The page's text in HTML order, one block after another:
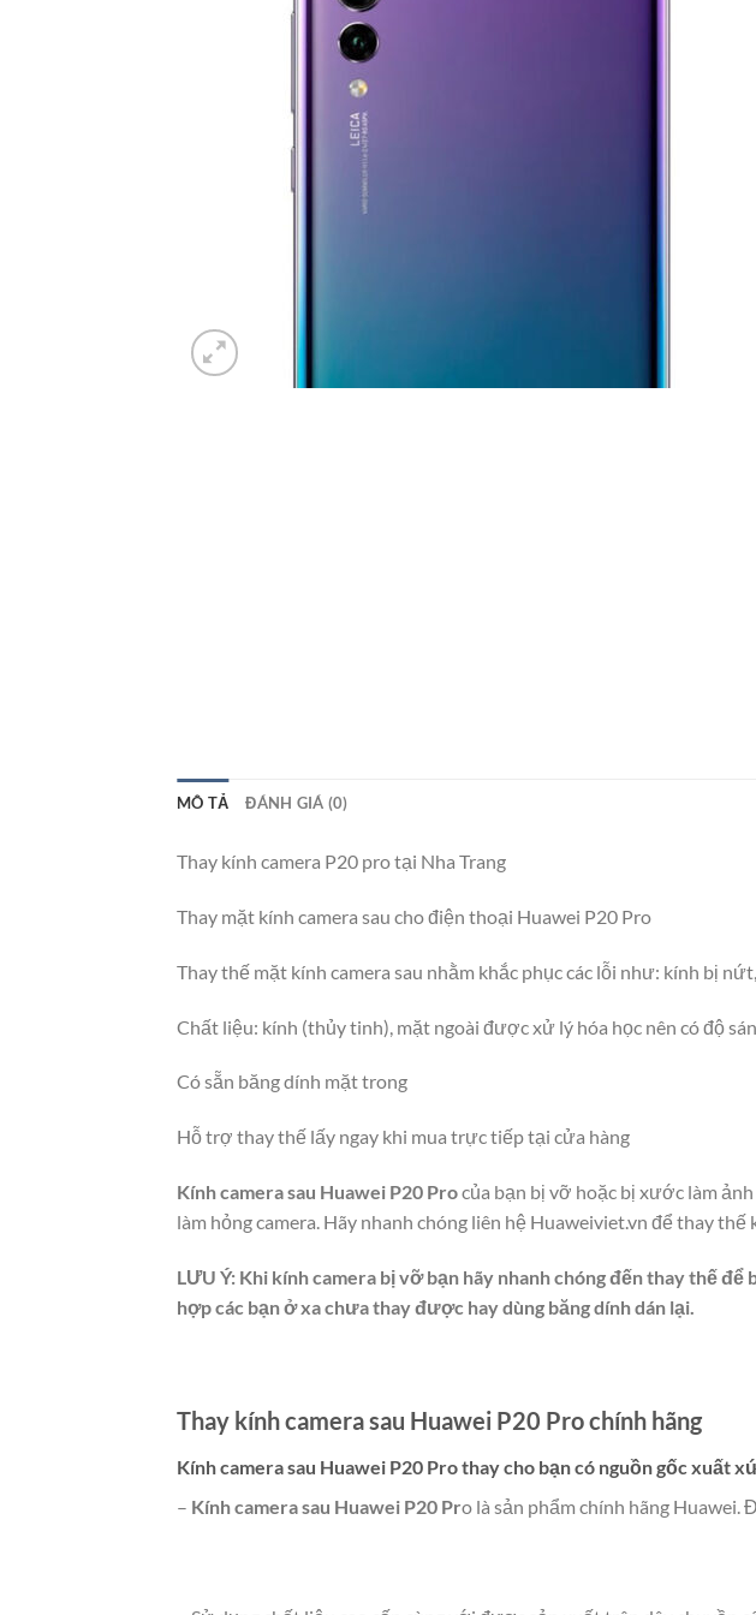
MÔ TẢ ĐÁNH GIÁ (0)
Thay kính camera P20 pro tại Nha Trang
Thay mặt kính camera sau cho điện thoại Huawei P20 Pro
Thay thế mặt kính camera sau nhằm khắc phục các lỗi như: kính bị
Chất liệu: kính (thủy tinh), mặt ngoài được xử lý hóa học nên có độ
Có sẵn băng dính mặt trong
Hỗ trợ thay thế lấy ngay khi mua trực tiếp tại cửa hàng
Kính camera sau Huawei P20 Procủa bạn bị vỡ hoặc bị xước làm
làm hỏng camera. Hãy nhanh chóng liên hệ Huaweiviet.vn để thay
LƯU Ý: Khi kính camera bị vỡ bạn hãy nhanh chóng đến thay thế
hợp các bạn ở xa chưa thay được hay dùng băng dính dán lại.
Thay kính camera sau Huawei P20 Pro chính hãng
Kính camera sau Huawei P20 Pro thay cho bạn có nguồn gốc xuất
– Kính camera sau Huawei P20 Pro là sản phẩm chính hãng